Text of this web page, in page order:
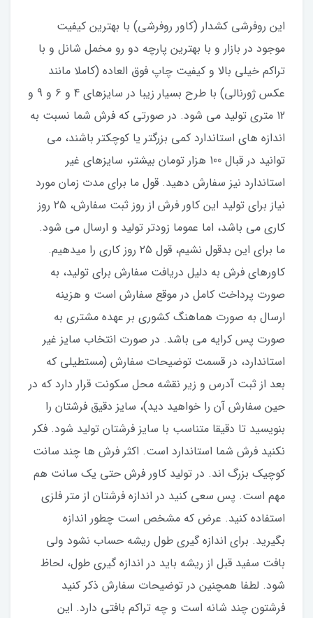
این روفرشی کشدار (کاور روفرشی) با بهترین کیفیت
موجود در بازار و با بهترین پارچه دو رو مخمل شانل و با
تراکم خیلی بالا و کیفیت چاپ فوق العاده (کاملا مانند
عکس ژورنالی) با طرح بسیار زیبا در سایزهای 4 و 6 و 9 و
12 متری تولید می شود. در صورتی که فرش شما نسبت به
اندازه های استاندارد کمی بزرگتر یا کوچکتر باشند، می
توانید در قبال 100 هزار تومان بیشتر، سایزهای غیر
استاندارد نیز سفارش دهید. قول ما برای مدت زمان مورد
نیاز برای تولید این کاور فرش از روز ثبت سفارش، ۲۵ روز
کاری می باشد، اما عموما زودتر تولید و ارسال می شود.
ما برای این بدقول نشیم، قول ۲۵ روز کاری را میدهیم.
کاورهای فرش به دلیل دریافت سفارش برای تولید، به
صورت پرداخت کامل در موقع سفارش است و هزینه
ارسال به صورت هماهنگ کشوری بر عهده مشتری به
صورت پس کرایه می باشد. در صورت انتخاب سایز غیر
استاندارد، در قسمت توضیحات سفارش (مستطیلی که
بعد از ثبت آدرس و زیر نقشه محل سکونت قرار دارد که در
حین سفارش آن را خواهید دید)، سایز دقیق فرشتان را
بنویسید تا دقیقا متناسب با سایز فرشتان تولید شود. فکر
نکنید فرش شما استاندارد است. اکثر فرش ها چند سانت
کوچیک بزرگ اند. در تولید کاور فرش حتی یک سانت هم
مهم است. پس سعی کنید در اندازه فرشتان از متر فلزی
استفاده کنید‌. عرض که مشخص است چطور اندازه
بگیرید. برای اندازه گیری طول ریشه حساب نشود ولی
بافت سفید قبل از ریشه باید در اندازه گیری طول، لحاظ
شود. لطفا همچنین در توضیحات سفارش ذکر کنید
فرشتون چند شانه است و چه تراکم بافتی دارد. این